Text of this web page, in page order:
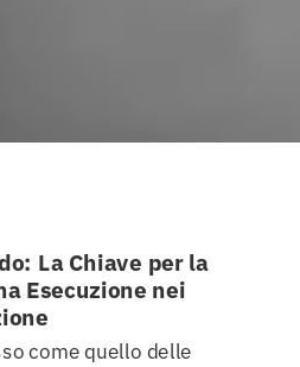
La Chiave per la
Esecuzione nei
come quello delle